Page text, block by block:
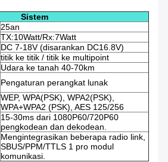
Sistem
25an
TX:10Watt/Rx:7Watt
DC 7-18V (disarankan DC16.8V)
titik ke titik / titik ke multipoint
Udara ke tanah 40-70km
Pengaturan perangkat lunak
WEP, WPA(PSK), WPA2(PSK),
WPA+WPA2 (PSK), AES 125/256
15-30ms dari 1080P60/720P60
pengkodean dan dekodean.
Mengintegrasikan beberapa radio link,
SBUS/PPM/TTLS 1 pro modul
komunikasi.